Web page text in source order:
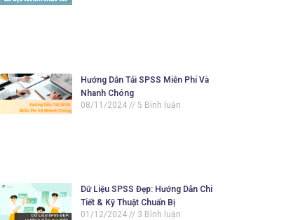
Hướng Dẫn Tải SPSS Miễn Phí Và
Nhanh Chóng
08/11/2024
5 Bình luận
Dữ Liệu SPSS Đẹp: Hướng Dẫn Chi
Tiết & Kỹ Thuật Chuẩn Bị
01/12/2024
3 Bình luận